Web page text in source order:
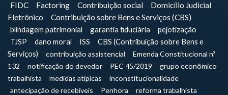
FIDC Factoring Contribuição social
Domicílio Judicial
Eletrônico
Contribuição sobre Bens e Serviços (CBS)
blindagem patrimonial
garantia fiduciária
pejotização
TJSP
dano moral ISS
CBS (Contribuição sobre Bens e
Serviços)
contribuição assistencial
Emenda Constitucional nº
132
notificação do devedor PEC 45/2019
grupo econômico
trabalhista
medidas atípicas
inconstitucionalidade
antecipação de recebíveis
Penhora
reforma trabalhista